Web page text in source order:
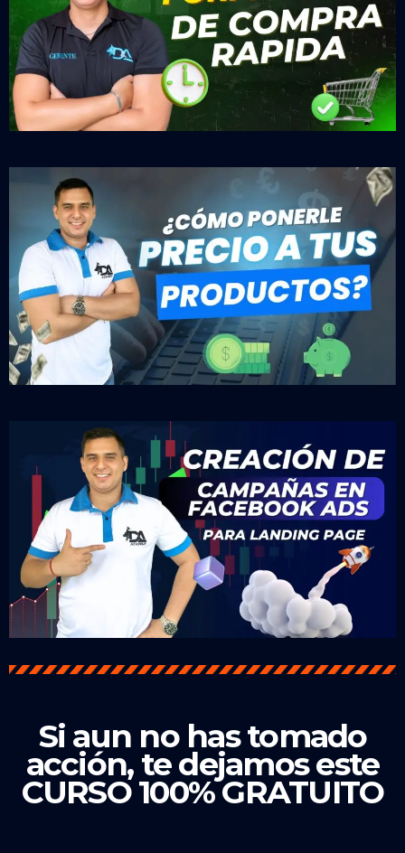
Si aun no has tomado
acción, te dejamos este
CURSO 100% GRATUITO